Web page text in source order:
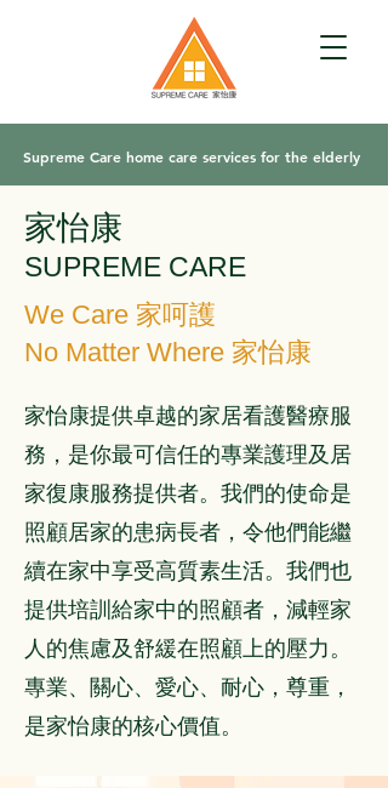
Supreme Care home care services for the elderly
家怡康
SUPREME CARE
We Care 家呵護
No Matter Where 家怡康
家怡康提供卓越的家居看護醫療服
務，是你最可信任的專業護理及居
家復康服務提供者。我們的使命是
照顧居家的患病長者，令他們能繼
續在家中享受高質素生活。我們也
提供培訓給家中的照顧者，減輕家
人的焦慮及舒緩在照顧上的壓力。
專業、關心、愛心、耐心，尊重，
是家怡康的核心價值。